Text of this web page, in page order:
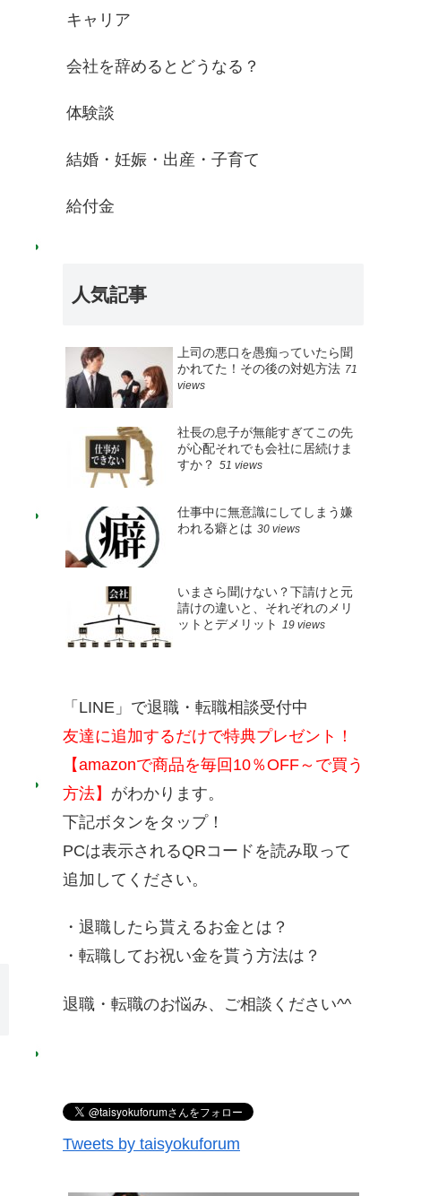
キャリア
会社を辞めるとどうなる？
体験談
結婚・妊娠・出産・子育て
給付金
人気記事
上司の悪口を愚痴っていたら聞
かれてた！その後の対処方法 71
views
社長の息子が無能すぎてこの先
が心配それでも会社に居続けま
すか？
51 views
仕事中に無意識にしてしまう嫌
われる癖とは 30 views
いまさら聞けない？下請けと元
請けの違いと、それぞれのメリ
ットとデメリット
19 views
「LINE」で退職・転職相談受付中
友達に追加するだけで特典プレゼント！
【amazonで商品を毎回10％OFF～で買う
方法】 がわかります。
下記ボタンをタップ！
PCは表示されるQRコードを読み取って
追加してください。
・退職したら貰えるお金とは？
・転職してお祝い金を貰う方法は？
退職・転職のお悩み、ご相談ください^^
Tweets by taisyokuforum